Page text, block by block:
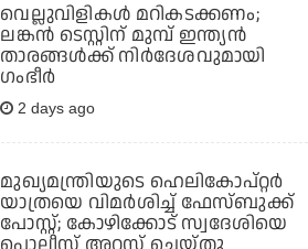
വെല്ലുവിളികള്‍ മറികടക്കണം;
ലങ്കന്‍ ടെസ്റ്റിന് മുമ്പ് ഇന്ത്യന്‍
താരങ്ങള്‍ക്ക് നിര്‍ദേശവുമായി
ഗംഭീര്‍
2 days ago
മുഖ്യമന്ത്രിയുടെ ഹെലികോപ്റ്റര്‍
യാത്രയെ വിമര്‍ശിച്ച് ഫേസ്ബുക്ക്
പോസ്റ്റ്; കോഴിക്കോട് സ്വദേശിയെ